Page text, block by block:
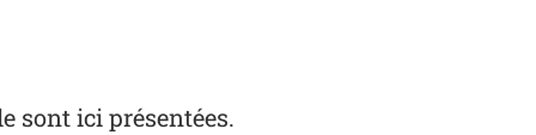
sont ici présentées.